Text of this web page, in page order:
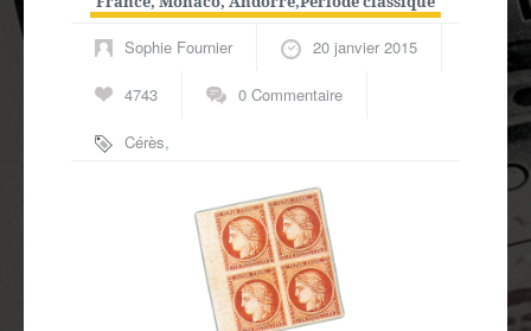
Sophie Fournier 20 janvier 2015
4743 0 Commentaire
Cérès,